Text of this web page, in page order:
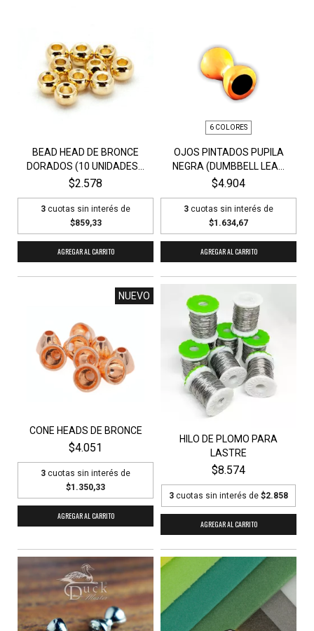
BEAD HEAD DE BRONCE
DORADOS (10 UNIDADES...
$2.578
3 cuotas sin interés de
$859,33
AGREGAR AL CARRITO
6 COLORES
OJOS PINTADOS PUPILA
NEGRA (DUMBBELL LEA...
$4.904
3 cuotas sin interés de
$1.634,67
AGREGAR AL CARRITO
NUEVO
CONE HEADS DE BRONCE
$4.051
3 cuotas sin interés de
$1.350,33
AGREGAR AL CARRITO
HILO DE PLOMO PARA
LASTRE
$8.574
3 cuotas sin interés de $2.858
AGREGAR AL CARRITO